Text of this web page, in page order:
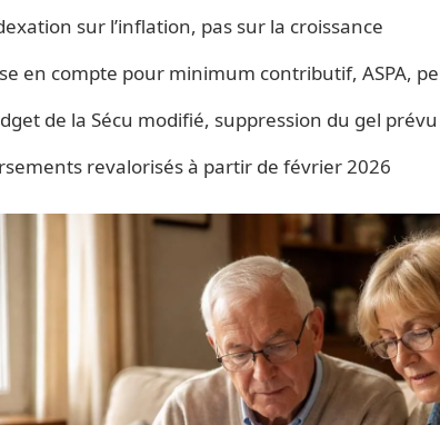
sur l’inflation, pas sur la croissance
en compte pour minimum contributif, ASPA,
de la Sécu modifié, suppression du gel prévu
revalorisés à partir de février 2026